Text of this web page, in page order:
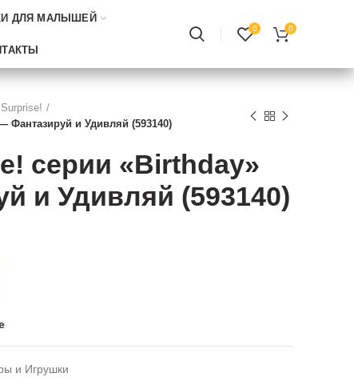
ДЛЯ МАЛЫШЕЙ
0 0
Фантазируй и Удивляй (593140)
серии «Birthday»
и Удивляй (593140)
и Игрушки